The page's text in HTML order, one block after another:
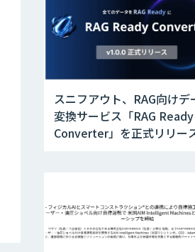
スニフアウト、RAG向けデ
変換サービス「RAG Ready
Converter」を正式リリー